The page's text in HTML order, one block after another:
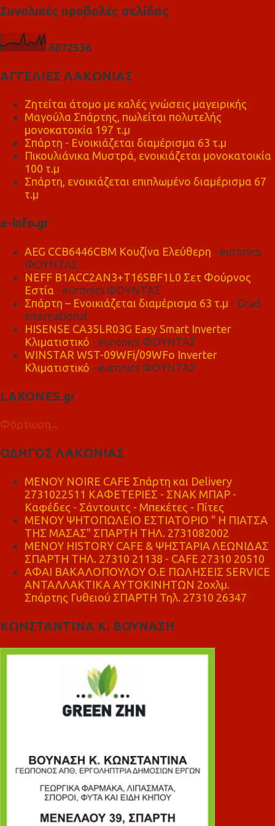
Συνολικές προβολές σελίδας
6872536
ΑΓΓΕΛΙΕΣ ΛΑΚΩΝΙΑΣ
Ζητείται άτομο με καλές γνώσεις μαγειρικής
Μαγούλα Σπάρτης, πωλείται πολυτελής
μονοκατοικία 197 τ.μ
Σπάρτη - Ενοικιάζεται διαμέρισμα 63 τ.μ
Πικουλιάνικα Μυστρά, ενοικιάζεται μονοκατοικία
100 τ.μ
Σπάρτη, ενοικιάζεται επιπλωμένο διαμέρισμα 67
τ.μ
e-info.gr
AEG CCB6446CBM Κουζίνα Ελεύθερη - euronics
ΦΟΥΝΤΑΣ
NEFF B1ACC2AN3+T16SBF1L0 Σετ Φούρνος
Εστία - euronics ΦΟΥΝΤΑΣ
Σπάρτη – Ενοικιάζεται διαμέρισμα 63 τ.μ - Grad
international
HISENSE CA35LR03G Easy Smart Inverter
Κλιματιστικό - euronics ΦΟΥΝΤΑΣ
WINSTAR WST-09WFi/09WFo Inverter
Κλιματιστικό - euronics ΦΟΥΝΤΑΣ
LAKONES.gr
Φόρτωση...
ΟΔΗΓΟΣ ΛΑΚΩΝΙΑΣ
MENOY NOIRE CAFE Σπάρτη και Delivery
2731022511 ΚΑΦΕΤΕΡΙΕΣ - ΣΝΑΚ ΜΠΑΡ -
Καφέδες - Σάντουιτς - Μπεκέτες - Πίτες
ΜΕΝΟΥ ΨΗΤΟΠΩΛΕΙΟ ΕΣΤΙΑΤΟΡΙΟ " Η ΠΙΑΤΣΑ
ΤΗΣ ΜΑΣΑΣ" ΣΠΑΡΤΗ ΤΗΛ. 2731082002
ΜΕΝΟΥ HISTORY CAFE & ΨΗΣΤΑΡΙΑ ΛΕΩΝΙΔΑΣ
ΣΠΑΡΤΗ ΤΗΛ. 27310 21138 - CAFE 27310 20510
ΑΦΑΙ ΒΑΚΑΛΟΠΟΥΛΟΥ Ο.Ε ΠΩΛΗΣΕΙΣ SERVICE
ΑΝΤΑΛΛΑΚΤΙΚΑ ΑΥΤΟΚΙΝΗΤΩΝ 2οχλμ.
Σπάρτης Γυθειού ΣΠΑΡΤΗ Τηλ. 27310 26347
ΚΩΝΣΤΑΝΤΙΝΑ Κ. ΒΟΥΝΑΣΗ